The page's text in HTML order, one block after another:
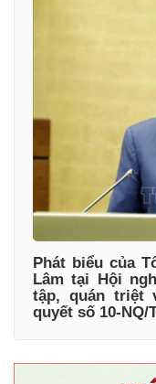
Phát biểu của
Lâm tại Hội
tập, quán triệt
quyết số 10-NQ/